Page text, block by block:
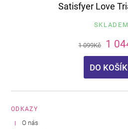
Satisfyer Love
SKLADEM
1 099Kč 1
DO
ODKAZY
O nás